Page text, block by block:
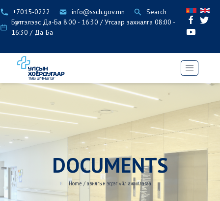
+7015-0222 info@ssch.gov.mn
Search
Бүртгэлээс Да-Ба 8:00 - 16:30 / Утсаар захиалга 08:00 -
16:30 / Да-Ба
DOCUMENTS
Home / авилгын эсрэг үйл ажиллагаа